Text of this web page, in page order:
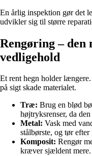
En årlig inspektion gør det
udvikler sig til større
Rengøring – den
vedligehold
Et rent hegn holder
på sigt skade materialet.
Træ: Brug en blød
højtryksrenser, da
Metal: Vask med
stålbørste, og tør
Komposit: Rengør
kræver sjældent mere.